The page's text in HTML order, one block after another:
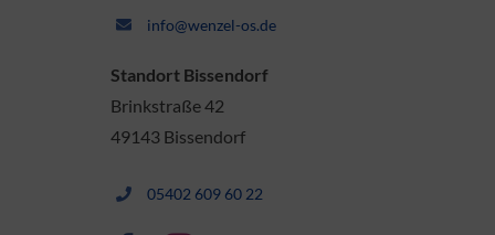
info@wenzel-os.de
Standort Bissendorf
Brinkstraße 42
49143 Bissendorf
05402 609 60 22